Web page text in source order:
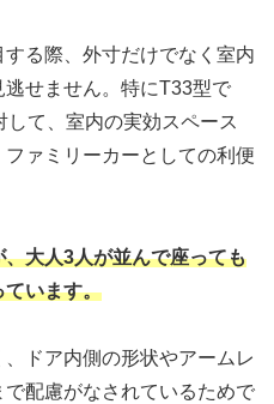
る際、外寸だけでなく室内
せません。特にT33型で
て、室内の実効スペース
ァミリーカーとしての利便
大人3人が並んで座っても
ています。
ドア内側の形状やアームレ
配慮がなされているためで